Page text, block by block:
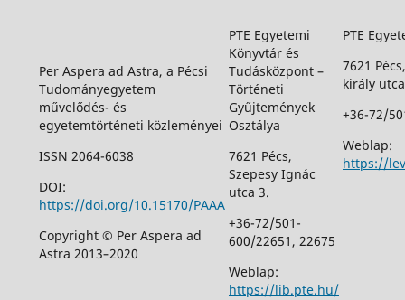
Per Aspera ad Astra, a Pécsi
Tudományegyetem
művelődés- és
egyetemtörténeti közleményei
ISSN 2064-6038
DOI:
https://doi.org/10.15170/PAAA
Copyright © Per Aspera ad
Astra 2013–2020
PTE Egyetemi
Könyvtár és
Tudásközpont –
Történeti
Gyűjtemények
Osztálya
7621 Pécs,
Szepesy Ignác
utca 3.
+36-72/501-
600/22651, 22675
Weblap:
https://lib.pte.hu/
PTE
7621
király
+36-72/
Weblap:
https://